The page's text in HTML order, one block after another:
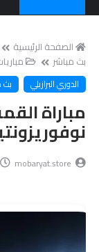
الصفحة الرئيسية
بث مباشر
الدوري البرازيلي بث
مباراة
mobaryat.store